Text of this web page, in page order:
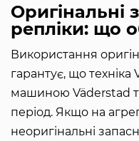
Оригінальні
репліки: що
Використання
гарантує, що
машиною Väderstad
період. Якщо на
неоригінальні